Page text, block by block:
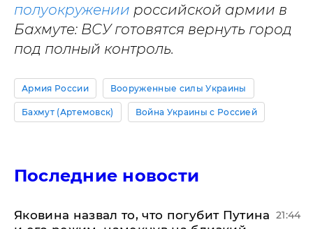
полуокружении российской армии в
Бахмуте: ВСУ готовятся вернуть город
под полный контроль.
Армия России Вооруженные силы Украины
Бахмут (Артемовск) Война Украины с Россией
Последние новости
Яковина назвал то, что погубит Путина 21:44